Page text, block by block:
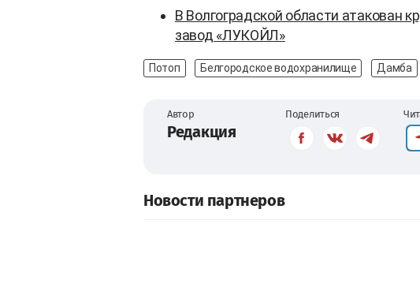
В Волгоградской области атакован
завод «ЛУКОЙЛ»
Потоп Белгородское водохранилище Дамба
Автор
Редакция
Поделиться
Новости партнеров